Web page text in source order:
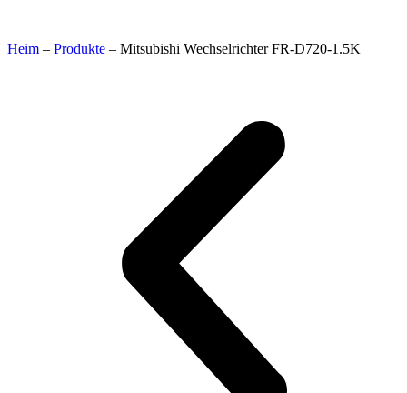
Heim – Produkte – Mitsubishi Wechselrichter FR-D720-1.5K